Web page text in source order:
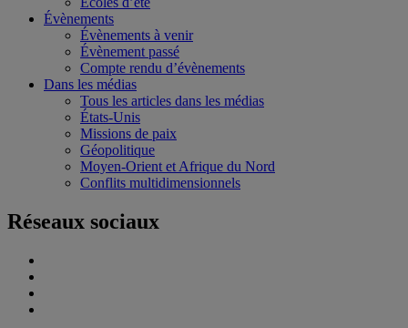
Évènements
Évènements à venir
Évènement passé
Compte rendu d’évènements
Dans les médias
Tous les articles dans les médias
États-Unis
Missions de paix
Géopolitique
Moyen-Orient et Afrique du Nord
Conflits multidimensionnels
Réseaux sociaux